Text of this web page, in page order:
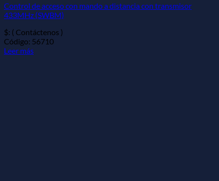
Control de acceso con mando a distancia con transmisor
433MHz (SWBM)
$: ( Contáctenos )
Código: 56710
Leer más